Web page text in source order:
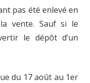
pas été enlevé en
vente. Sauf si le
le dépôt d’un
du 17 août au 1er